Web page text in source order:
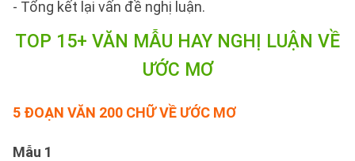
- Tổng kết lại vấn đề nghị luận.
TOP 15+ VĂN MẪU HAY NGHỊ LUẬN VỀ
ƯỚC MƠ
5 ĐOẠN VĂN 200 CHỮ VỀ ƯỚC MƠ
Mẫu 1